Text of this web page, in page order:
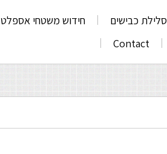
סלילת כבישים חידוש משטחי אספלט
Contact